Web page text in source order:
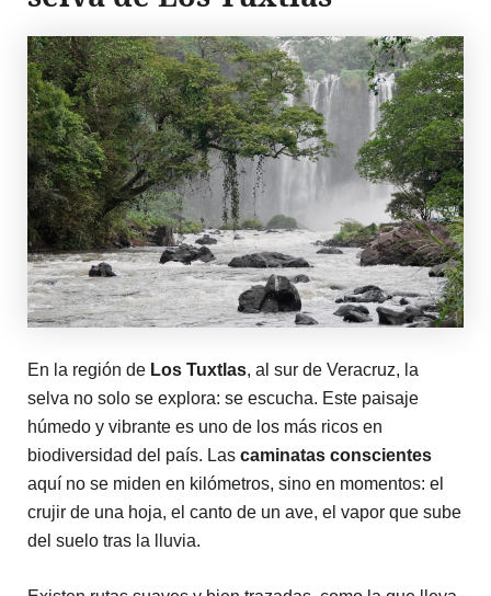
En la región de Los Tuxtlas, al sur de Veracruz, la
selva no solo se explora: se escucha. Este paisaje
húmedo y vibrante es uno de los más ricos en
biodiversidad del país. Las caminatas conscientes
aquí no se miden en kilómetros, sino en momentos: el
crujir de una hoja, el canto de un ave, el vapor que sube
del suelo tras la lluvia.